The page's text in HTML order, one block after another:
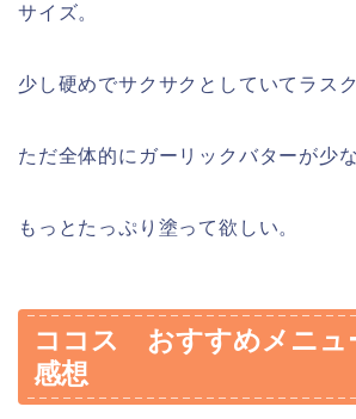
サイズ。
少し硬めでサクサクとしていてラス
ただ全体的にガーリックバターが少
もっとたっぷり塗って欲しい。
ココス おすすめメニ
感想